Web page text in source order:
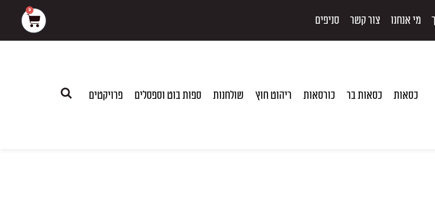
מי אנחנו צור קשר סניפים
0
עגלת
קניות
כסאות כסאות בר כורסאות ריהוט חוץ שולחנות ספות בוט וספסלים פרויקטים